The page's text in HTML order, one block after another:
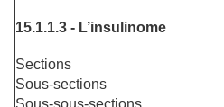
15.1.1.3 - L’insulinome
Sections
Sous-sections
Sous-sous-sections